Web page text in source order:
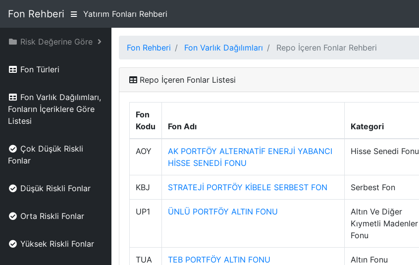
Fon Rehberi Yatırım Fonları Rehberi
Risk Değerine Göre
Fon Türleri
Fon Varlık Dağılımları,
Fonların İçeriklere Göre
Listesi
Çok Düşük Riskli
Fonlar
Düşük Riskli Fonlar
Orta Riskli Fonlar
Yüksek Riskli Fonlar
Fon Rehberi Fon Varlık Dağılımları Repo İçeren Fonlar Rehberi
Repo İçeren Fonlar Listesi
Fon
Kodu
Fon Adı Kategori
AOY
AK PORTFÖY ALTERNATİF ENERJİ YABANCI
HİSSE SENEDİ FONU
Hisse Senedi Fonu
KBJ STRATEJİ PORTFÖY KİBELE SERBEST FON Serbest Fon
UP1 ÜNLÜ PORTFÖY ALTIN FONU
Altın Ve Diğer
Kıymetli Madenler
Fonu
TUA TEB PORTFÖY ALTIN FONU Altın Fonu